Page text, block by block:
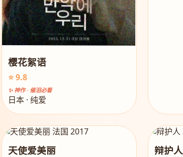
樱花絮语
⭐ 9.8
✨ 神作 · 催泪必看
日本 · 纯爱
天使爱美丽 辩护人